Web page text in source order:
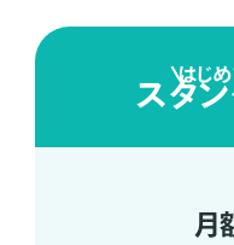
はじ
スタ
月